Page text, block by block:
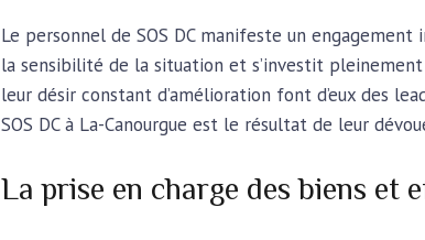
Le personnel de SOS DC manifeste un
la sensibilité de la situation et s’investit
leur désir constant d’amélioration font d’eux des
SOS DC à La-Canourgue est le résultat de leur
La prise en charge des biens et